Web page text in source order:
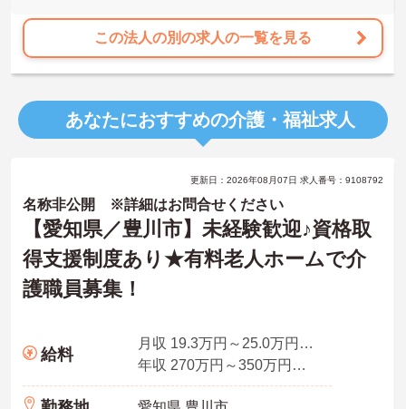
この法人の別の求人の一覧を見る
あなたにおすすめの介護・福祉求人
更新日：2026年08月07日 求人番号：9108792
名称非公開 ※詳細はお問合せください
【愛知県／豊川市】未経験歓迎♪資格取
得支援制度あり★有料老人ホームで介
護職員募集！
給料
月収 19.3万円～25.0万円程度 諸手当込
年収 270万円～350万円程度 諸手当込